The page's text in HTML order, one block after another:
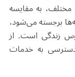
به مقایسه
برجسته می‌شود،
زندگی است. از
به خدمات